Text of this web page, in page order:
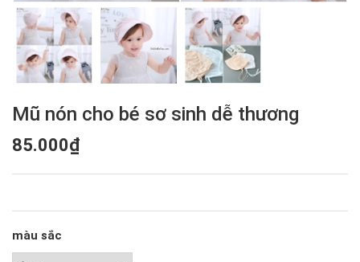
Mũ nón cho bé sơ sinh dễ thương
85.000₫
màu sắc